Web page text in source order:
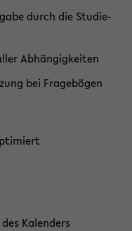
durch die Stu­die­
Ab­hän­gig­kei­ten
bei Fra­ge­bö­gen
Ka­len­ders